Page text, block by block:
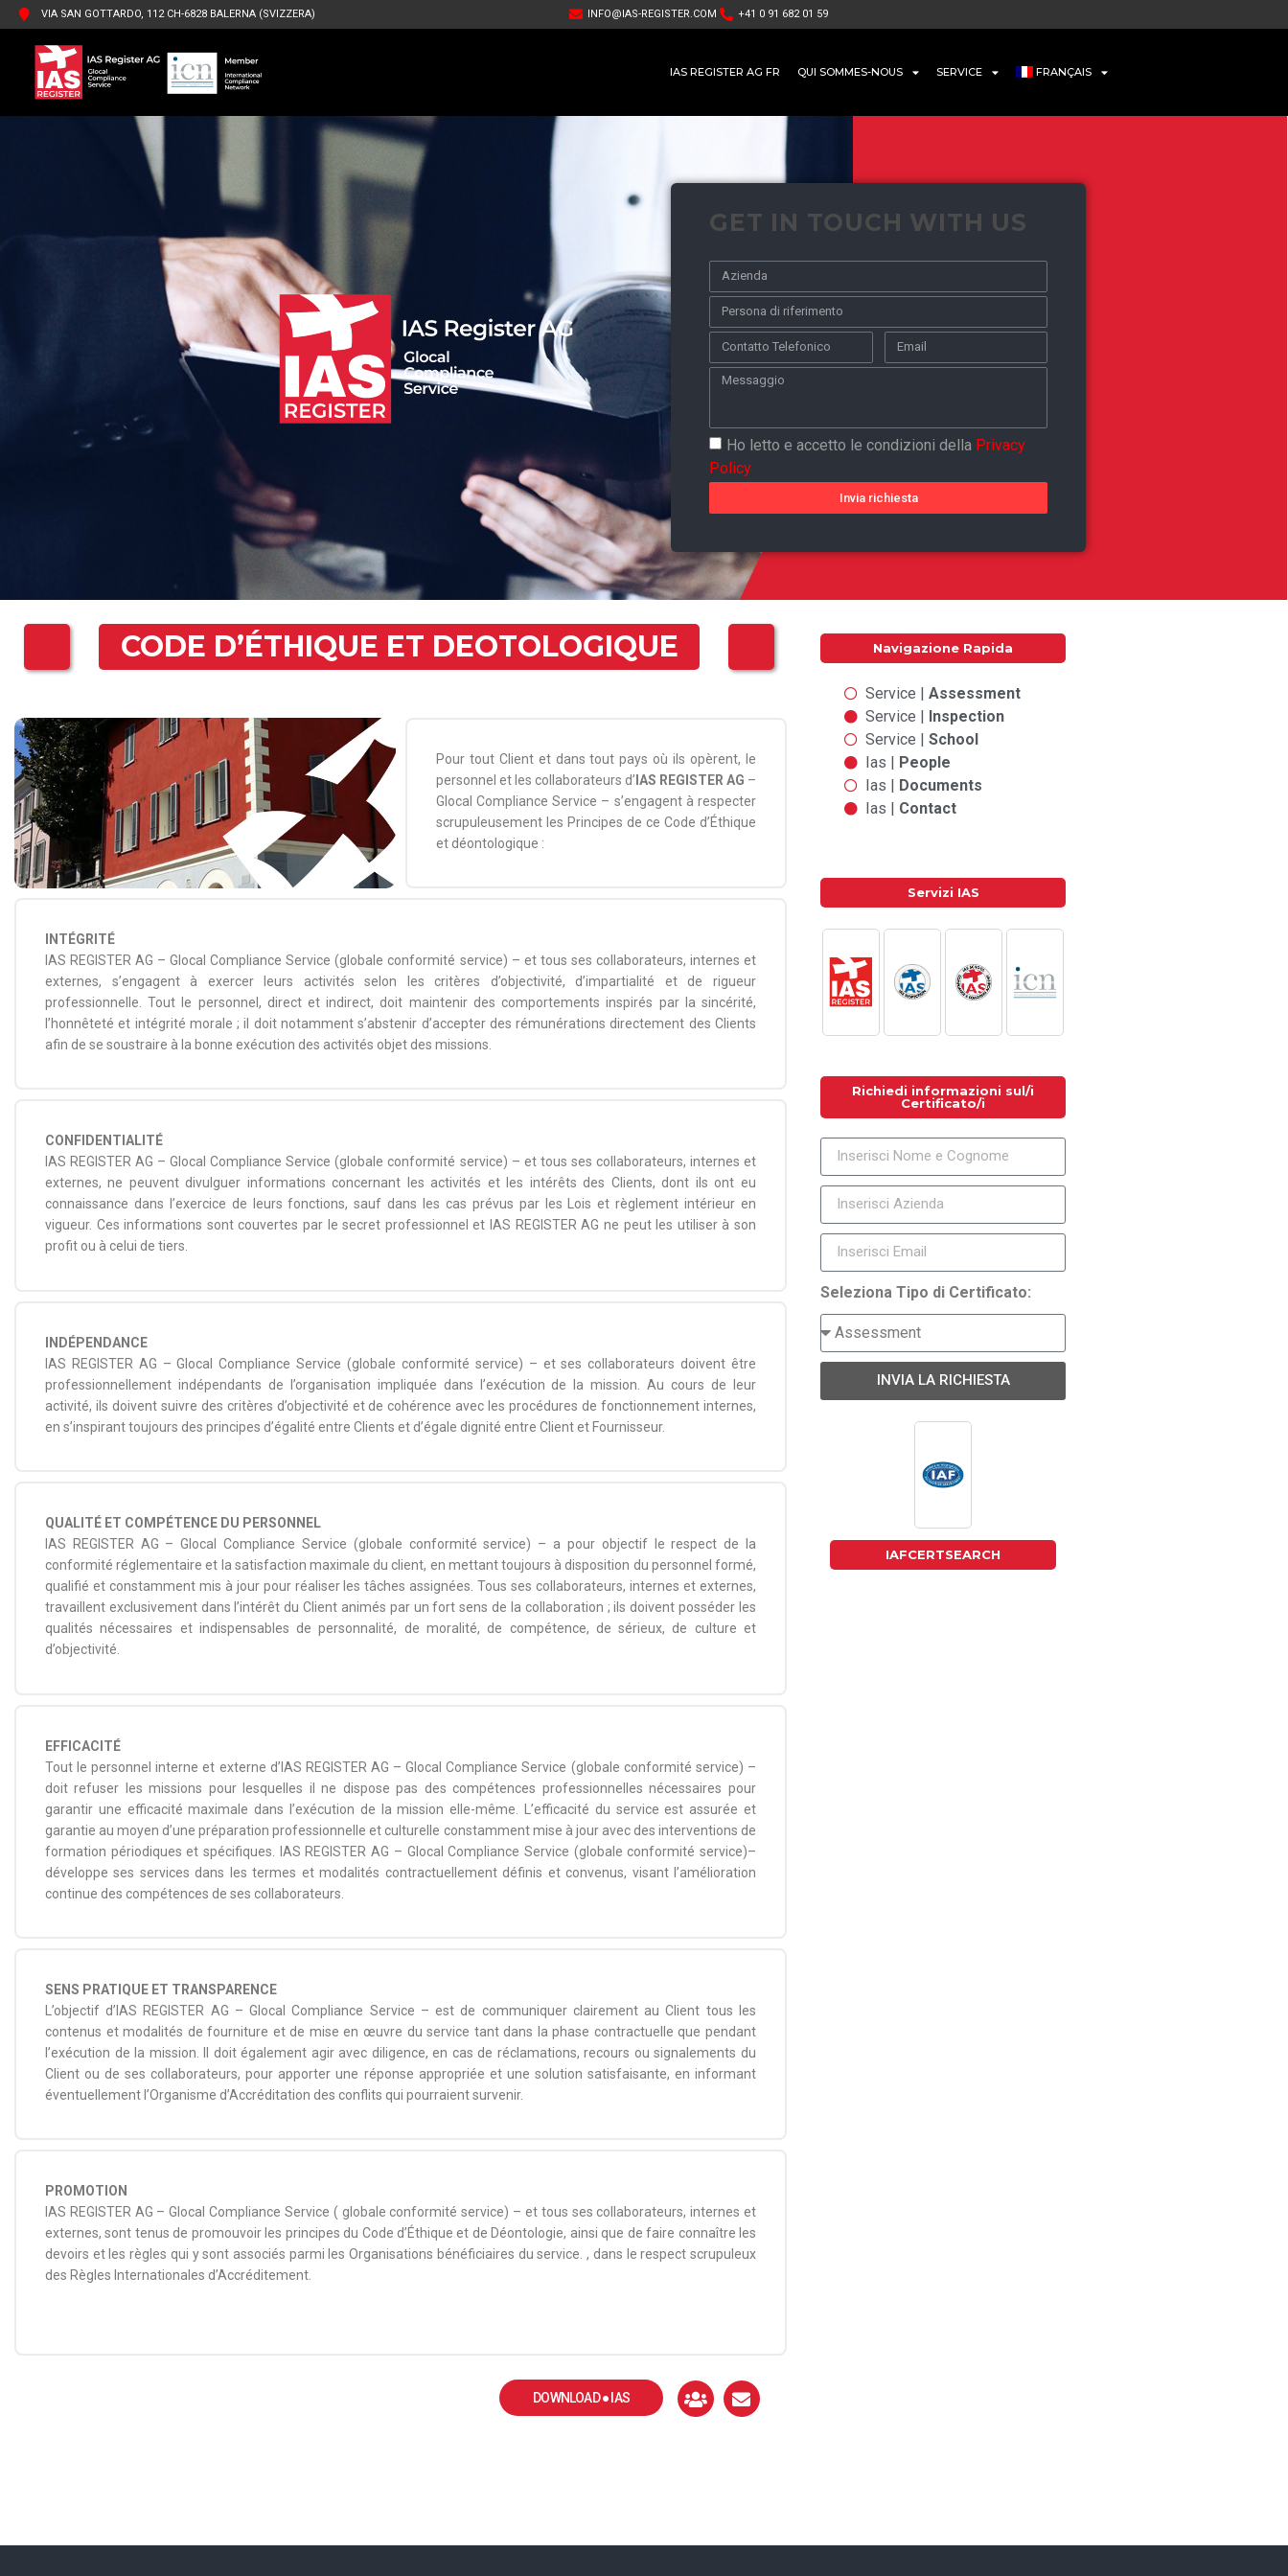
VIA SAN GOTTARDO, 112 CH-6828 BALERNA (SVIZZERA) INFO@IAS-REGISTER.COM +41 0 91 682 01 59
IAS REGISTER AG FR QUI SOMMES-NOUS SERVICE FRANÇAIS
GET IN TOUCH WITH US
Ho letto e accetto le condizioni della Privacy
Policy
Invia richiesta
CODE D’ÉTHIQUE ET DEOTOLOGIQUE
Pour tout Client et dans tout pays où ils opèrent, le
personnel et les collaborateurs d’IAS REGISTER AG –
Glocal Compliance Service – s’engagent à respecter
scrupuleusement les Principes de ce Code d’Éthique
et déontologique :
INTÉGRITÉ
IAS REGISTER AG – Glocal Compliance Service (globale conformité service) – et tous ses collaborateurs, internes et
externes, s’engagent à exercer leurs activités selon les critères d’objectivité, d’impartialité et de rigueur
professionnelle. Tout le personnel, direct et indirect, doit maintenir des comportements inspirés par la sincérité,
l’honnêteté et intégrité morale ; il doit notamment s’abstenir d’accepter des rémunérations directement des Clients
afin de se soustraire à la bonne exécution des activités objet des missions.
CONFIDENTIALITÉ
IAS REGISTER AG – Glocal Compliance Service (globale conformité service) – et tous ses collaborateurs, internes et
externes, ne peuvent divulguer informations concernant les activités et les intérêts des Clients, dont ils ont eu
connaissance dans l’exercice de leurs fonctions, sauf dans les cas prévus par les Lois et règlement intérieur en
vigueur. Ces informations sont couvertes par le secret professionnel et IAS REGISTER AG ne peut les utiliser à son
profit ou à celui de tiers.
INDÉPENDANCE
IAS REGISTER AG – Glocal Compliance Service (globale conformité service) – et ses collaborateurs doivent être
professionnellement indépendants de l’organisation impliquée dans l’exécution de la mission. Au cours de leur
activité, ils doivent suivre des critères d’objectivité et de cohérence avec les procédures de fonctionnement internes,
en s’inspirant toujours des principes d’égalité entre Clients et d’égale dignité entre Client et Fournisseur.
QUALITÉ ET COMPÉTENCE DU PERSONNEL
IAS REGISTER AG – Glocal Compliance Service (globale conformité service) – a pour objectif le respect de la
conformité réglementaire et la satisfaction maximale du client, en mettant toujours à disposition du personnel formé,
qualifié et constamment mis à jour pour réaliser les tâches assignées. Tous ses collaborateurs, internes et externes,
travaillent exclusivement dans l’intérêt du Client animés par un fort sens de la collaboration ; ils doivent posséder les
qualités nécessaires et indispensables de personnalité, de moralité, de compétence, de sérieux, de culture et
d’objectivité.
EFFICACITÉ
Tout le personnel interne et externe d’IAS REGISTER AG – Glocal Compliance Service (globale conformité service) –
doit refuser les missions pour lesquelles il ne dispose pas des compétences professionnelles nécessaires pour
garantir une efficacité maximale dans l’exécution de la mission elle-même. L’efficacité du service est assurée et
garantie au moyen d’une préparation professionnelle et culturelle constamment mise à jour avec des interventions de
formation périodiques et spécifiques. IAS REGISTER AG – Glocal Compliance Service (globale conformité service)–
développe ses services dans les termes et modalités contractuellement définis et convenus, visant l’amélioration
continue des compétences de ses collaborateurs.
SENS PRATIQUE ET TRANSPARENCE
L’objectif d’IAS REGISTER AG – Glocal Compliance Service – est de communiquer clairement au Client tous les
contenus et modalités de fourniture et de mise en œuvre du service tant dans la phase contractuelle que pendant
l’exécution de la mission. Il doit également agir avec diligence, en cas de réclamations, recours ou signalements du
Client ou de ses collaborateurs, pour apporter une réponse appropriée et une solution satisfaisante, en informant
éventuellement l’Organisme d’Accréditation des conflits qui pourraient survenir.
PROMOTION
IAS REGISTER AG – Glocal Compliance Service ( globale conformité service) – et tous ses collaborateurs, internes et
externes, sont tenus de promouvoir les principes du Code d’Éthique et de Déontologie, ainsi que de faire connaître les
devoirs et les règles qui y sont associés parmi les Organisations bénéficiaires du service. , dans le respect scrupuleux
des Règles Internationales d’Accréditement.
DOWNLOAD ● IAS
Navigazione Rapida
Service |Assessment
Service | Inspection
Service |School
Ias | People
Ias | Documents
Ias | Contact
Servizi IAS
Richiedi informazioni sul/i
Certificato/i
Seleziona Tipo di Certificato:
INVIA LA RICHIESTA
IAFCERTSEARCH